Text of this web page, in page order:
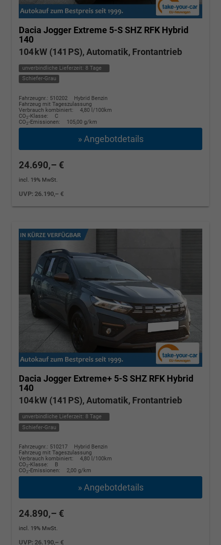
Dacia Jogger Extreme 5-S SHZ RFK Hybrid
140
104 kW (141 PS), Automatik, Frontantrieb
unverbindliche Lieferzeit: 8 Tage
Schiefer-Grau
Fahrzeugnr.: 510202
Hybrid Benzin
Fahrzeug mit Tageszulassung
Verbrauch kombiniert:
4,80 l/100km
CO2-Klasse:
C
CO2-Emissionen: 105,00 g/km
» Angebotdetails
24.690,– €
incl. 19% MwSt.
UVP:26.190,– €
Dacia Jogger Extreme+ 5-S SHZ RFK Hybrid
140
104 kW (141 PS), Automatik, Frontantrieb
unverbindliche Lieferzeit: 8 Tage
Schiefer-Grau
Fahrzeugnr.: 510217
Hybrid Benzin
Fahrzeug mit Tageszulassung
Verbrauch kombiniert:
4,80 l/100km
CO2-Klasse:
B
CO2-Emissionen: 2,00 g/km
» Angebotdetails
24.890,– €
incl. 19% MwSt.
UVP:26.190,– €